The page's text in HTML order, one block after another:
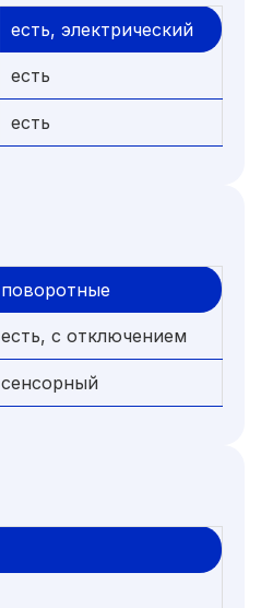
есть, электрический
есть
есть
поворотные
есть, с отключением
сенсорный